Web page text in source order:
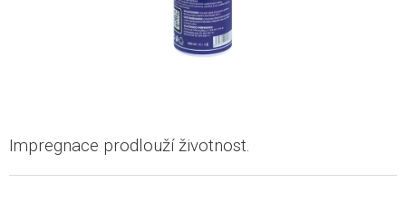
Impregnace prodlouží životnost.